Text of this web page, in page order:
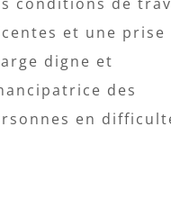
et une prise
digne et
des
en